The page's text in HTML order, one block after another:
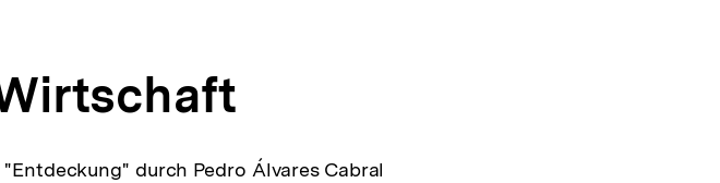
durch Pedro Álvares Cabral